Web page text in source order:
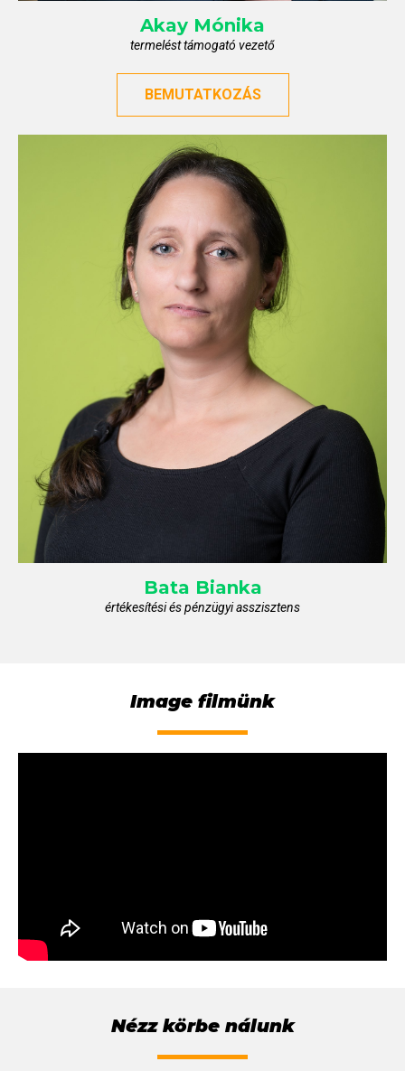
Akay Mónika
termelést támogató vezető
BEMUTATKOZÁS
Bata Bianka
értékesítési és pénzügyi asszisztens
Image filmünk
Nézz körbe nálunk